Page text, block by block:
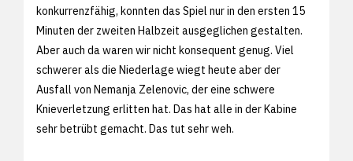
konkurrenzfähig, konnten das Spiel nur in den ersten 15
Minuten der zweiten Halbzeit ausgeglichen gestalten.
Aber auch da waren wir nicht konsequent genug. Viel
schwerer als die Niederlage wiegt heute aber der
Ausfall von Nemanja Zelenovic, der eine schwere
Knieverletzung erlitten hat. Das hat alle in der Kabine
sehr betrübt gemacht. Das tut sehr weh.